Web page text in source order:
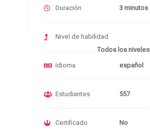
Duración 3 minutos
Nivel de habilidad
Todos los niveles
Idioma español
Estudiantes 557
Certificado No